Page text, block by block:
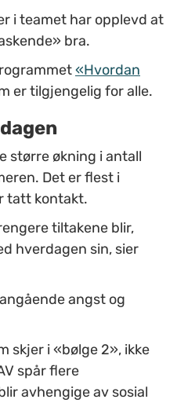
i teamet har opplevd at
bra.
«Hvordan
er tilgjengelig for alle.
større økning i antall
Det er flest i
tatt kontakt.
tiltakene blir,
hverdagen sin, sier
angst og
skjer i «bølge 2», ikke
spår flere
avhengige av sosial